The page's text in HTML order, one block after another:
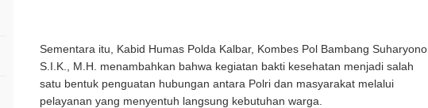
Sementara itu, Kabid Humas Polda Kalbar, Kombes Pol Bambang Suharyono,
S.I.K., M.H. menambahkan bahwa kegiatan bakti kesehatan menjadi salah
satu bentuk penguatan hubungan antara Polri dan masyarakat melalui
pelayanan yang menyentuh langsung kebutuhan warga.